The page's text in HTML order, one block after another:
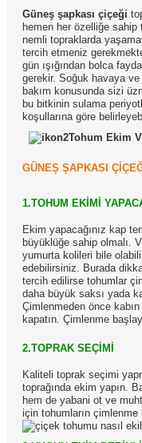
Güneş şapkası çiçeği
hemen her özelliğe
nemli topraklarda
tercih etmeniz
gün ışığından bolca
gerekir. Soğuk havaya ve
bakım konusunda sizi
bu bitkinin sulama
koşullarına göre
Tohum Ekim
GÜNEŞ ŞAPKASI
1.TOHUM EKİMİ
Ekim yapacağınız kap
büyüklüğe sahip olmalı.
yumurta kolileri bile
edebilirsiniz. Burada
tercih edilirse tohumlar
daha büyük saksı yada
Çimlenmeden önce
kapatın. Çimlenme
2.TOPRAK SEÇİMİ
Kaliteli toprak seçimi
toprağında ekim yapın.
hem de yabani ot ve
için tohumların